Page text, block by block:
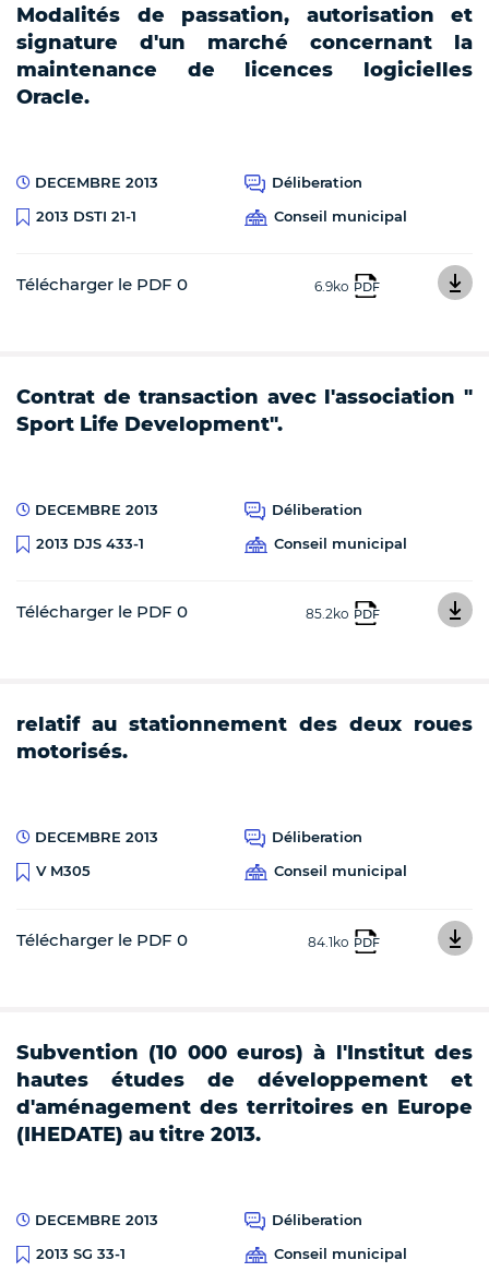
Modalités de passation, autorisation et
signature d'un marché concernant la
maintenance de licences logicielles
Oracle.
DECEMBRE 2013
Déliberation
2013 DSTI 21-1
Conseil municipal
Télécharger le PDF 0 6.9ko PDF
Contrat de transaction avec l'association "
Sport Life Development".
DECEMBRE 2013
Déliberation
2013 DJS 433-1
Conseil municipal
Télécharger le PDF 0 85.2ko PDF
relatif au stationnement des deux roues
motorisés.
DECEMBRE 2013
Déliberation
V M305
Conseil municipal
Télécharger le PDF 0 84.1ko PDF
Subvention (10 000 euros) à l'Institut des
hautes études de développement et
d'aménagement des territoires en Europe
(IHEDATE) au titre 2013.
DECEMBRE 2013
Déliberation
2013 SG 33-1
Conseil municipal